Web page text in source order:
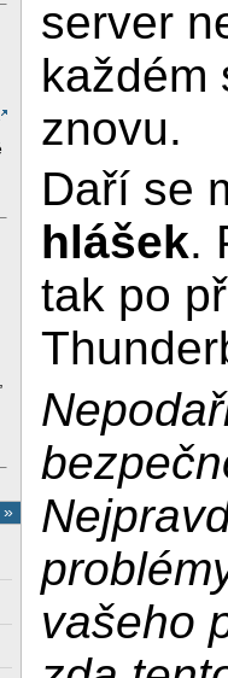
»
server
každém
znovu.
Daří se
hlášek.
tak po
vašeho